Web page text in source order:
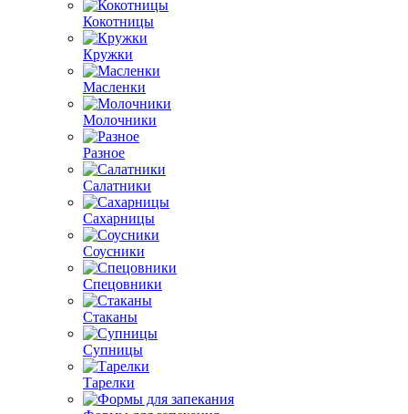
Кокотницы
Кружки
Масленки
Молочники
Разное
Салатники
Сахарницы
Соусники
Спецовники
Стаканы
Супницы
Тарелки